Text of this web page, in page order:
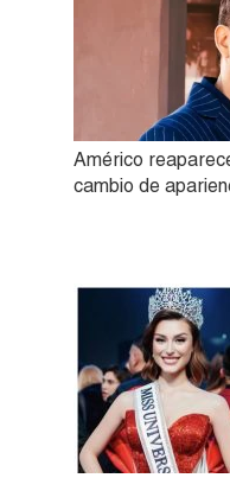
Américo
cambio de